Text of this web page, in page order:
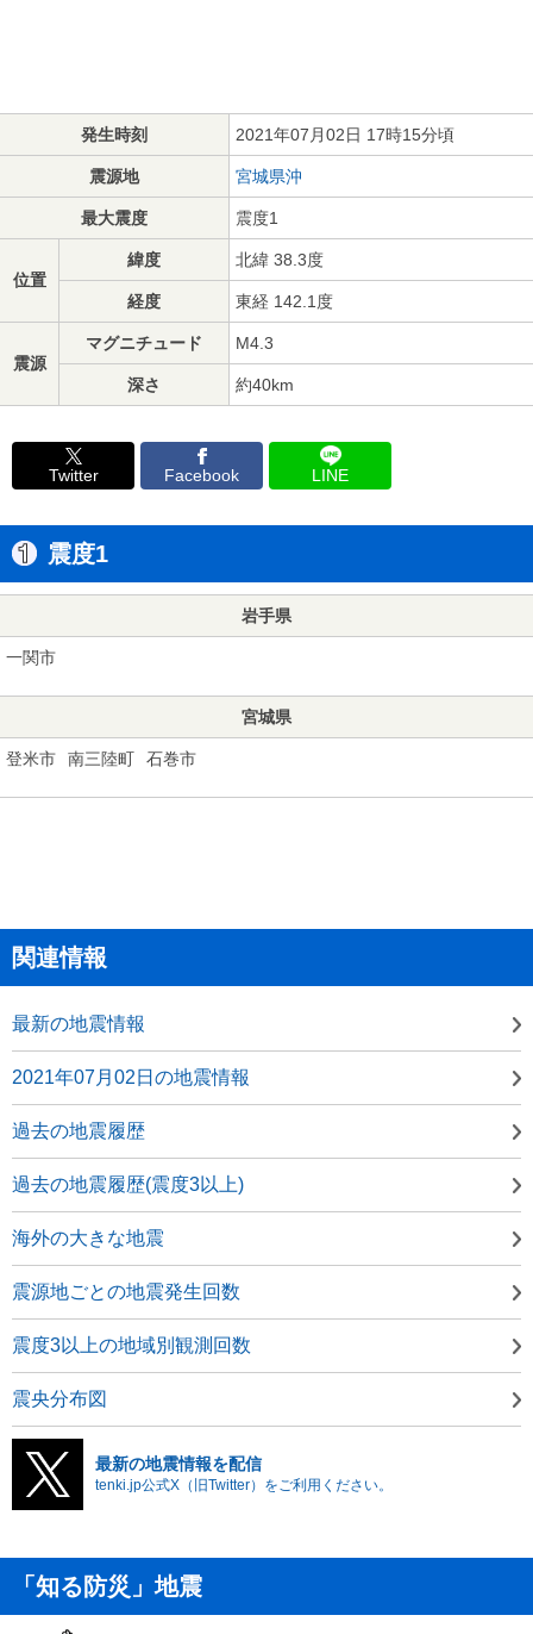
発生時刻 2021年07月02日 17時15分頃
震源地 宮城県沖
最大震度 震度1
位置
緯度 北緯 38.3度
経度 東経 142.1度
震源
マグニチュード M4.3
深さ 約40km
Twitter Facebook LINE
震度1
岩手県
一関市
宮城県
登米市 南三陸町 石巻市
関連情報
最新の地震情報
2021年07月02日の地震情報
過去の地震履歴
過去の地震履歴(震度3以上)
海外の大きな地震
震源地ごとの地震発生回数
震度3以上の地域別観測回数
震央分布図
最新の地震情報を配信
tenki.jp公式X（旧Twitter）をご利用ください。
「知る防災」地震